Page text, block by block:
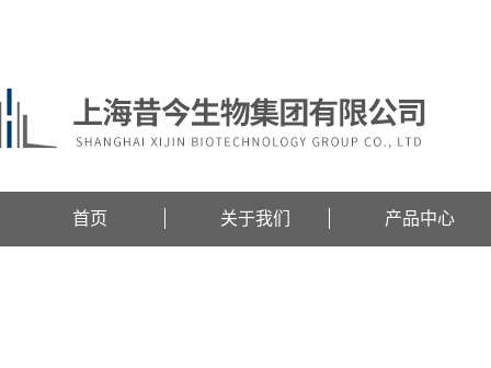
首页 关于我们 产品中心